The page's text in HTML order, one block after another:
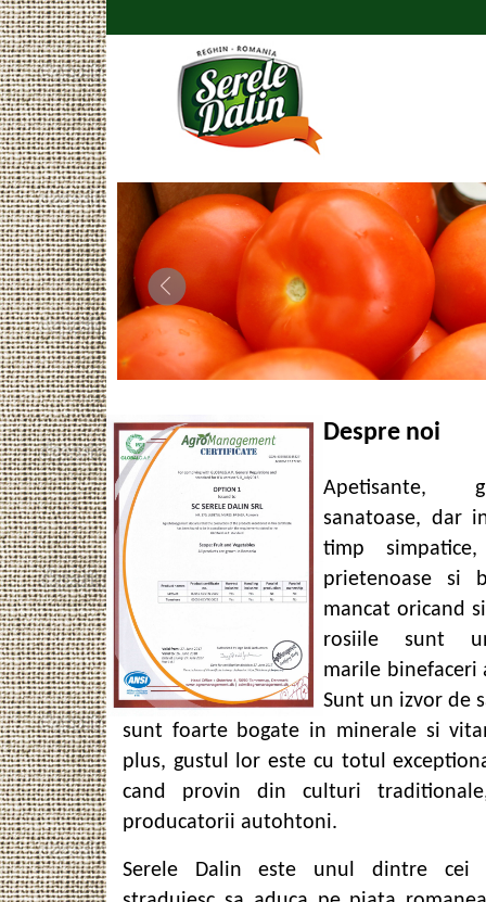
Despre noi
Apetisante,
sanatoase, dar
timp simpatice,
prietenoase si
mancat oricand
rosiile sunt
marile binefaceri
Sunt un izvor de
sunt foarte bogate in minerale si
plus, gustul lor este cu totul
cand provin din culturi
producatorii autohtoni.
Serele Dalin este unul dintre cei